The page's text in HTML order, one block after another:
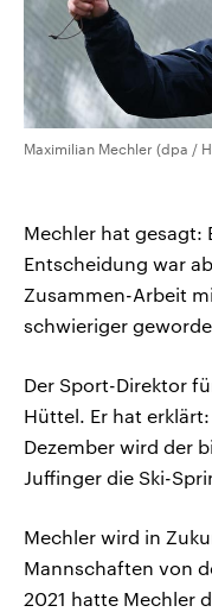
Maximilian Mechler (dpa /
Mechler hat gesagt:
Entscheidung war
Zusammen-Arbeit
schwieriger
Der Sport-Direktor
Hüttel. Er hat
Dezember wird der
Juffinger die Ski-
Mechler wird in
Mannschaften von
2021 hatte Mechler